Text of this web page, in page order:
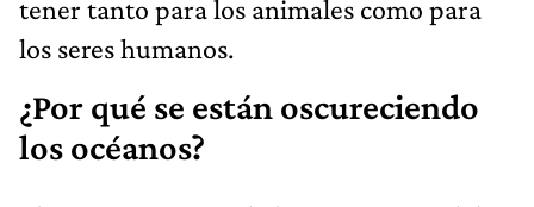
tener tanto para los animales como para
los seres humanos.
¿Por qué se están oscureciendo
los océanos?